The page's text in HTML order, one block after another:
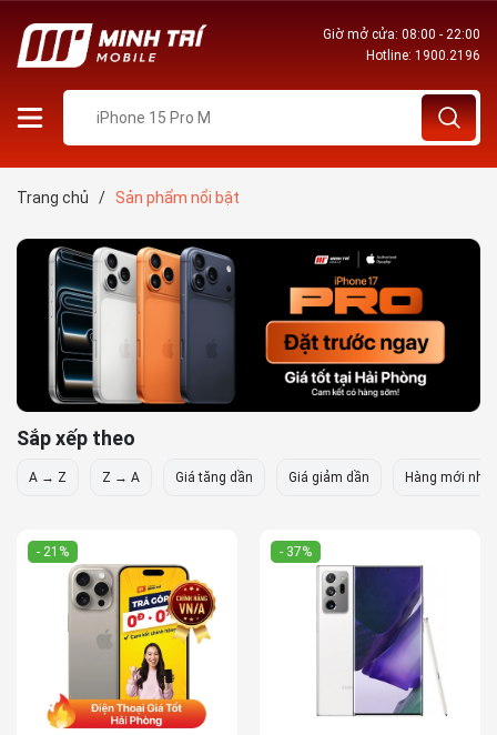
Giờ mở cửa: 08:00 - 22:00
Hotline: 1900.2196
Trang chủ / Sản phẩm nổi bật
Sắp xếp theo
A → Z Z → A Giá tăng dần Giá giảm dần Hàng mới nhất
- 21% - 37%